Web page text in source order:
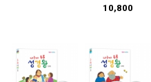
10,800